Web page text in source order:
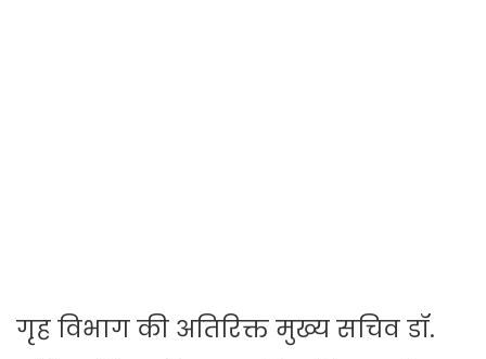
गृह विभाग की अतिरिक्त मुख्य सचिव डॉ.